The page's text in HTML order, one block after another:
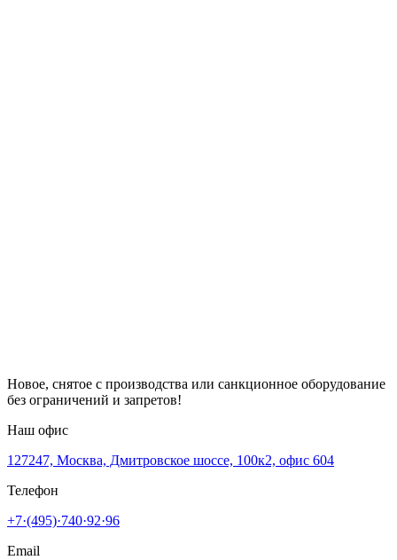
Новое, снятое с производства или санкционное оборудование
без ограничений и запретов!
Наш офис
127247, Москва, Дмитровское шоссе, 100к2, офис 604
Телефон
+7·(495)·740·92·96
Email